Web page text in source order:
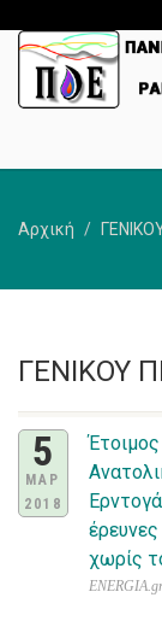
Αρχική
ΓΕΝΙΚΟΥ
5
ΜΑΡ
2018
χωρίς